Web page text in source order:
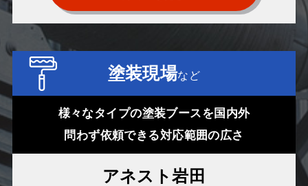
塗装現場など
様々なタイプの塗装ブースを国内外
問わず依頼できる対応範囲の広さ
アネスト岩田